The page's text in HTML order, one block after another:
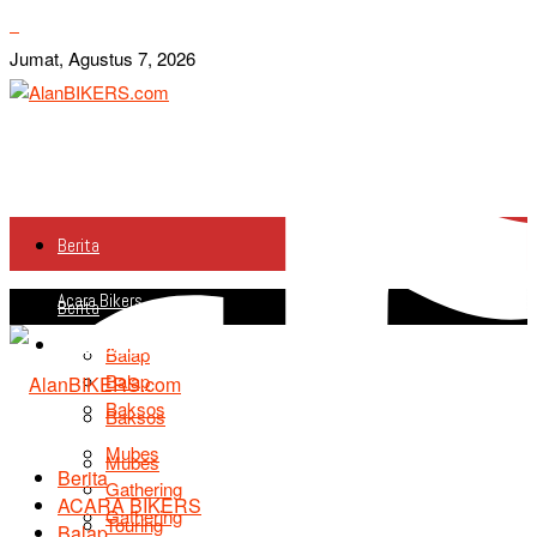
Jumat, Agustus 7, 2026
Berita
Acara Bikers
Balap
Baksos
Mubes
Gathering
Berita
Acara Bikers
Balap
Baksos
Mubes
Gathering
Touring
Berita
ACARA BIKERS